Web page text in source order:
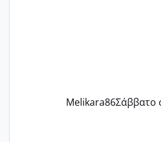
Melikara86Σάββατο